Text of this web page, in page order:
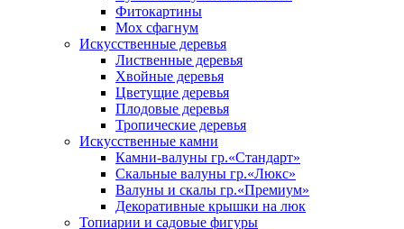
Фитокартины
Мох сфагнум
Искусственные деревья
Лиственные деревья
Хвойные деревья
Цветущие деревья
Плодовые деревья
Тропические деревья
Искусственные камни
Камни-валуны гр.«Стандарт»
Скальные валуны гр.«Люкс»
Валуны и скалы гр.«Премиум»
Декоративные крышки на люк
Топиарии и садовые фигуры